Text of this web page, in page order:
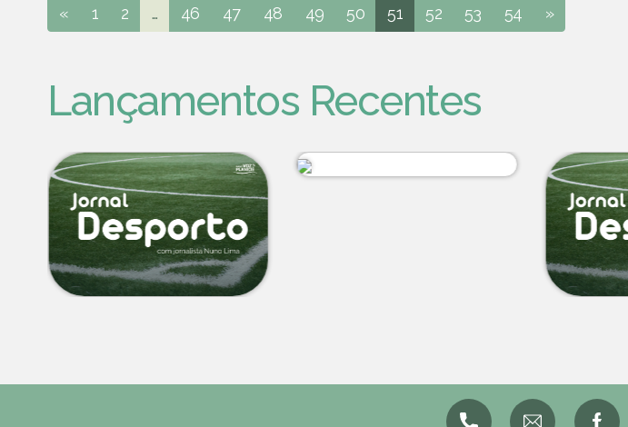
« 1 2 ... 46 47 48 49 50 51 52 53 54 »
Lançamentos Recentes